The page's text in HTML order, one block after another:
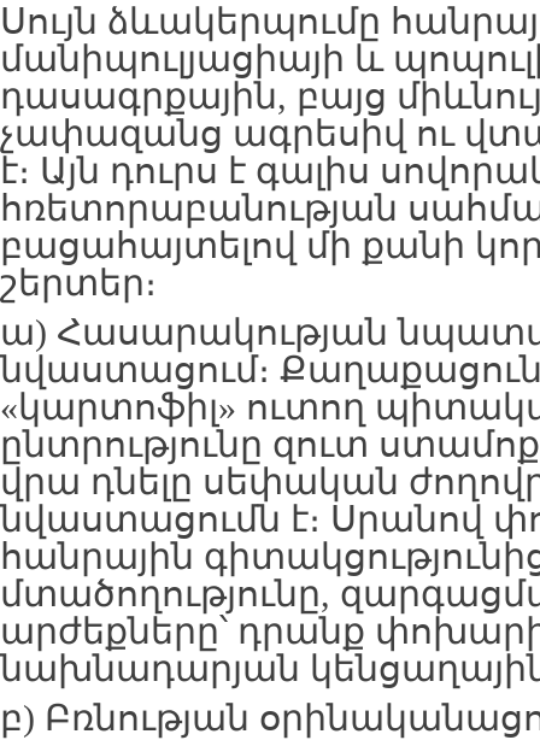
Սույն ձևակերպումը
մանիպուլյացիայի և
դասագրքային, բայց
չափազանց ագրեսիվ ու
է։ Այն դուրս է գալիս
հռետորաբանության
բացահայտելով մի քանի
շերտեր։
ա) Հասարակության
նվաստացում։
«կարտոֆիլ» ուտող
ընտրությունը զուտ
վրա դնելը սեփական
նվաստացումն է։ Սրանով
հանրային
մտածողությունը,
արժեքները՝ դրանք
նախնադարյան
բ) Բռնության